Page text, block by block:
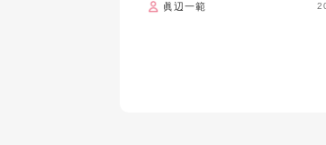
眞辺一範